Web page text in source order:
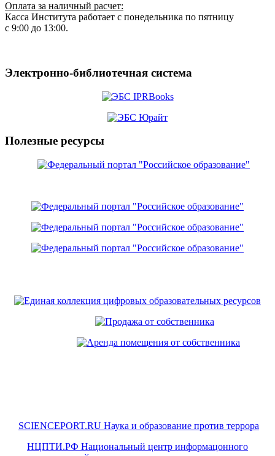
Оплата за наличный расчет:
Касса Института работает с понедельника по пятницу
с 9:00 до 13:00.
Электронно-библиотечная система
Полезные ресурсы
SCIENCEPORT.RU Наука и образование против террора
НЦПТИ.РФ Национальный центр информацонного